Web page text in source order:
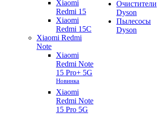
Xiaomi
Redmi 15
Xiaomi
Redmi 15C
Xiaomi Redmi
Note
Xiaomi
Redmi Note
15 Pro+ 5G
Новинка
Xiaomi
Redmi Note
15 Pro 5G
Очистители
Dyson
Пылесосы
Dyson